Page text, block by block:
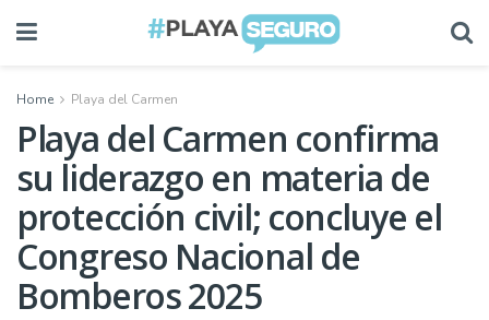
Home Playa del Carmen
Playa del Carmen confirma
su liderazgo en materia de
protección civil; concluye el
Congreso Nacional de
Bomberos 2025